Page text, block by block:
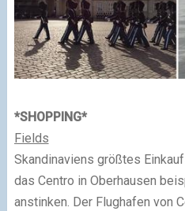
*SHOPPING*
Fields
Skandinaviens größtes
das Centro in Oberhausen
anstinken. Der Flughafen von